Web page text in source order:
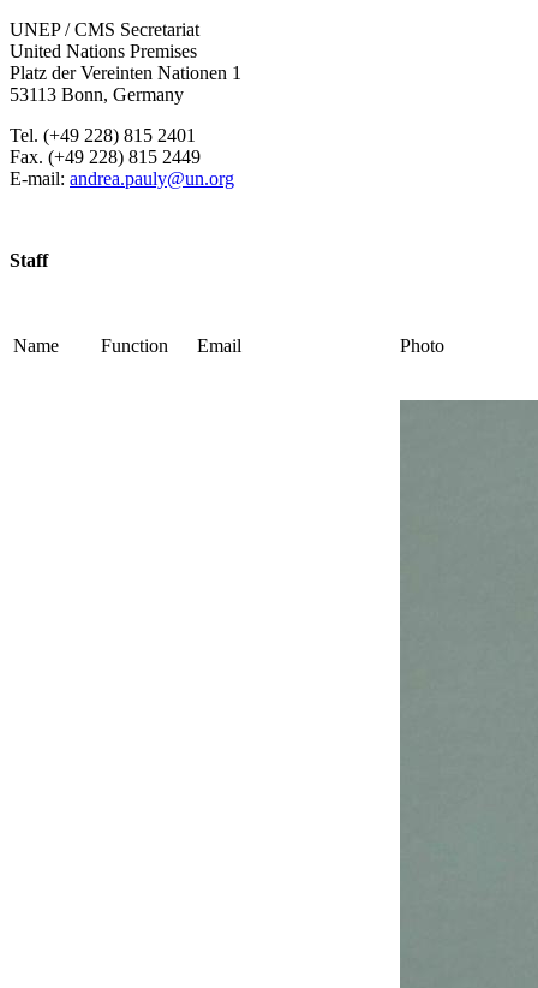
UNEP / CMS Secretariat
United Nations Premises
Platz der Vereinten Nationen 1
53113 Bonn, Germany
Tel. (+49 228) 815 2401
Fax. (+49 228) 815 2449
E-mail: andrea.pauly@un.org
Staff
Name Function Email Photo